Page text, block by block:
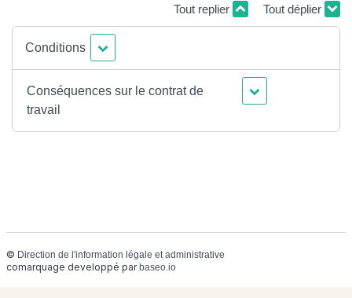
Tout replier Tout déplier
Conditions
Conséquences sur le contrat de
travail
© Direction de l'information légale et administrative
comarquage developpé par baseo.io